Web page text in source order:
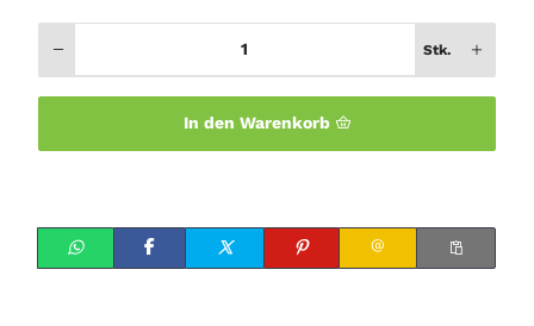
Stk.
In den Warenkorb